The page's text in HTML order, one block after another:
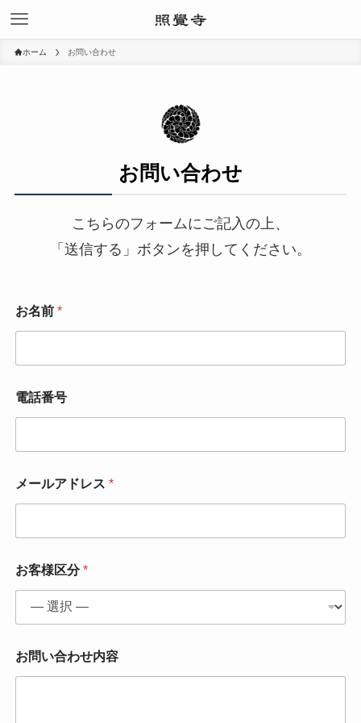
ホーム お問い合わせ
お問い合わせ
こちらのフォームにご記入の上、
「送信する」ボタンを押してください。
お名前 *
電話番号
問
い
内
容
電
番
*
メールアドレス *
お客様区分*
お問い合わせ内容